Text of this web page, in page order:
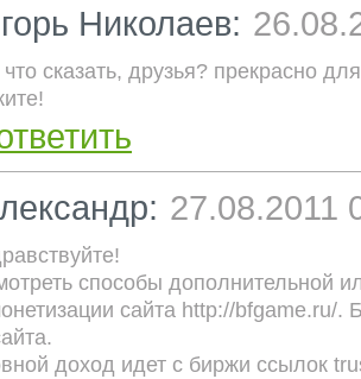
Николаев:
что сказать, друзья? прекрасно
27.08.2011
способы дополнительной
сайта http://bfgame.ru/.
доход идет с биржи ссылок